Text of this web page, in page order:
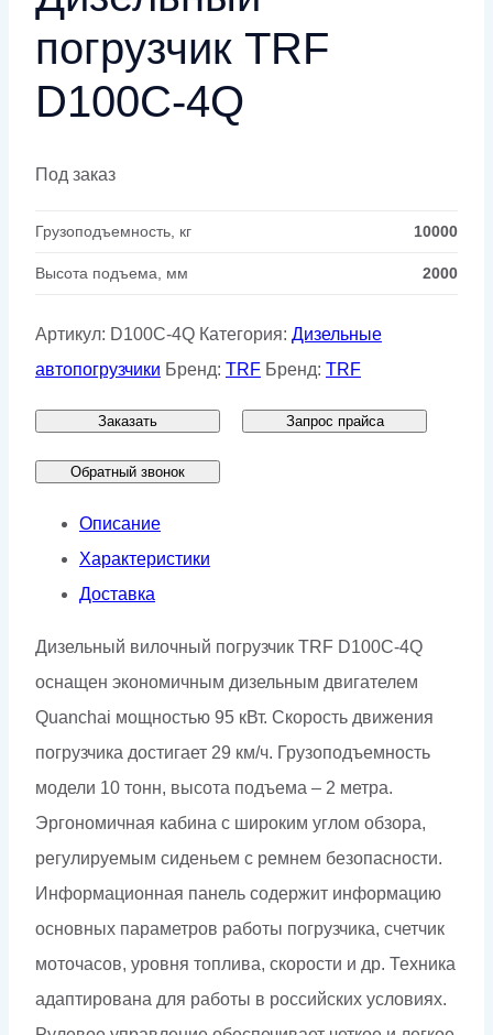
погрузчик TRF
D100C-4Q
Под заказ
Грузоподъемность, кг 10000
Высота подъема, мм 2000
Артикул: D100C-4Q Категория: Дизельные
автопогрузчики Бренд: TRF Бренд: TRF
Заказать Запрос прайса
Обратный звонок
Описание
Характеристики
Доставка
Дизельный вилочный погрузчик TRF D100C-4Q
оснащен экономичным дизельным двигателем
Quanchai мощностью 95 кВт. Скорость движения
погрузчика достигает 29 км/ч. Грузоподъемность
модели 10 тонн, высота подъема – 2 метра.
Эргономичная кабина с широким углом обзора,
регулируемым сиденьем с ремнем безопасности.
Информационная панель содержит информацию
основных параметров работы погрузчика, счетчик
моточасов, уровня топлива, скорости и др. Техника
адаптирована для работы в российских условиях.